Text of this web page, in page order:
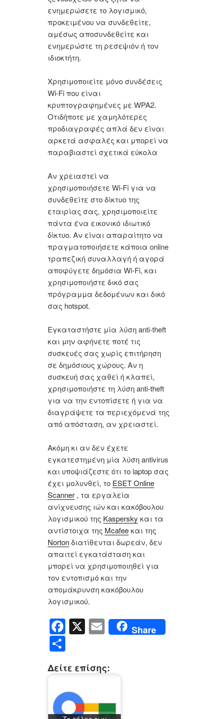
ενημερώσετε το λογισμικό,
προκειμένου να συνδεθείτε,
αμέσως αποσυνδεθείτε και
ενημερώστε τη ρεσεψιόν ή τον
ιδιοκτήτη.
Χρησιμοποιείτε μόνο συνδέσεις
Wi-Fi που είναι
κρυπτογραφημένες με WPA2.
Οτιδήποτε με χαμηλότερες
προδιαγραφές απλά δεν είναι
αρκετά ασφαλές και μπορεί να
παραβιαστεί σχετικά εύκολα
Αν χρειαστεί να
χρησιμοποιήσετε Wi-Fi για να
συνδεθείτε στο δίκτυο της
εταιρίας σας, χρησιμοποιείτε
πάντα ένα εικονικό ιδιωτικό
δίκτυο. Αν είναι απαραίτητο να
πραγματοποιήσετε κάποια online
τραπεζική συναλλαγή ή αγορά
αποφύγετε δημόσια Wi-Fi, και
χρησιμοποιήστε δικό σας
πρόγραμμα δεδομένων και δικό
σας hotspot.
Εγκαταστήστε μία λύση anti-theft
και μην αφήνετε ποτέ τις
συσκευές σας χωρίς επιτήρηση
σε δημόσιους χώρους. Αν η
συσκευή σας χαθεί ή κλαπεί,
χρησιμοποιήστε τη λύση anti-theft
για να την εντοπίσετε ή για να
διαγράψετε τα περιεχόμενά της
από απόσταση, αν χρειαστεί.
Ακόμη κι αν δεν έχετε
εγκατεστημένη μία λύση antivirus
και υποψιάζεστε ότι το laptop σας
έχει μολυνθεί, το ESET Online
Scanner , τα εργαλεία
ανίχνευσης ιών και κακόβουλου
λογισμικού της Kaspersky και τα
αντίστοιχα της Mcafeeκαι της
Nortonδιατίθενται δωρεάν, δεν
απαιτεί εγκατάσταση και
μπορεί να χρησιμοποιηθεί για
τον εντοπισμό και την
απομάκρυνση κακόβουλου
λογισμικού.
F
e
b
o
X E
m
Share
οι
ρ
α
σ
Δείτε επίσης: